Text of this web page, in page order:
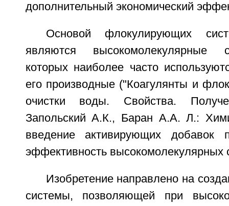
дополнительный экономический
Основой флокулирующих
являются высокомолекулярные
которых наиболее часто
его производные ("Коагулянты и
очистки воды. Свойства.
Запольский А.К., Баран А.А. Л.:
введение активирующих добавок
эффективность высокомолекулярных
Изобретение направлено на
системы, позволяющей при